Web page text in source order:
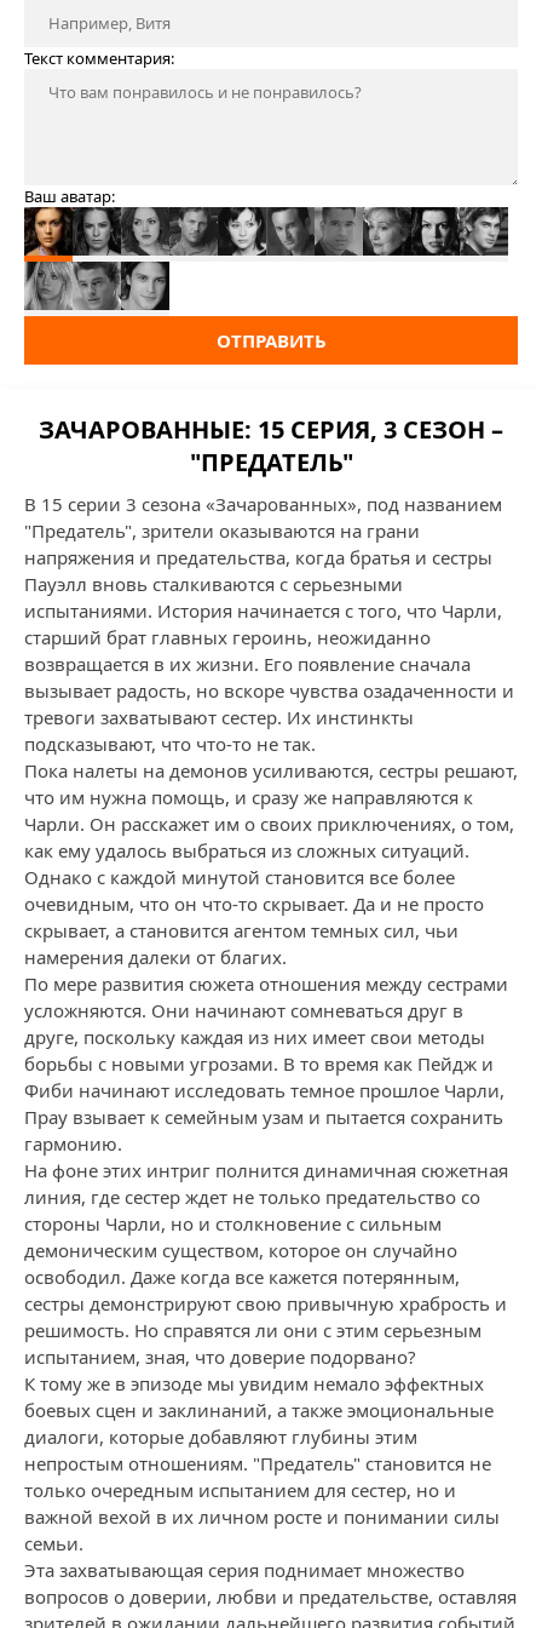
Текст комментария:
Ваш аватар:
ОТПРАВИТЬ
ЗАЧАРОВАННЫЕ: 15 СЕРИЯ, 3 СЕЗОН –
"ПРЕДАТЕЛЬ"
В 15 серии 3 сезона «Зачарованных», под названием
"Предатель", зрители оказываются на грани
напряжения и предательства, когда братья и сестры
Пауэлл вновь сталкиваются с серьезными
испытаниями. История начинается с того, что Чарли,
старший брат главных героинь, неожиданно
возвращается в их жизни. Его появление сначала
вызывает радость, но вскоре чувства озадаченности и
тревоги захватывают сестер. Их инстинкты
подсказывают, что что-то не так.
Пока налеты на демонов усиливаются, сестры решают,
что им нужна помощь, и сразу же направляются к
Чарли. Он расскажет им о своих приключениях, о том,
как ему удалось выбраться из сложных ситуаций.
Однако с каждой минутой становится все более
очевидным, что он что-то скрывает. Да и не просто
скрывает, а становится агентом темных сил, чьи
намерения далеки от благих.
По мере развития сюжета отношения между сестрами
усложняются. Они начинают сомневаться друг в
друге, поскольку каждая из них имеет свои методы
борьбы с новыми угрозами. В то время как Пейдж и
Фиби начинают исследовать темное прошлое Чарли,
Прау взывает к семейным узам и пытается сохранить
гармонию.
На фоне этих интриг полнится динамичная сюжетная
линия, где сестер ждет не только предательство со
стороны Чарли, но и столкновение с сильным
демоническим существом, которое он случайно
освободил. Даже когда все кажется потерянным,
сестры демонстрируют свою привычную храбрость и
решимость. Но справятся ли они с этим серьезным
испытанием, зная, что доверие подорвано?
К тому же в эпизоде мы увидим немало эффектных
боевых сцен и заклинаний, а также эмоциональные
диалоги, которые добавляют глубины этим
непростым отношениям. "Предатель" становится не
только очередным испытанием для сестер, но и
важной вехой в их личном росте и понимании силы
семьи.
Эта захватывающая серия поднимает множество
вопросов о доверии, любви и предательстве, оставляя
зрителей в ожидании дальнейшего развития событий